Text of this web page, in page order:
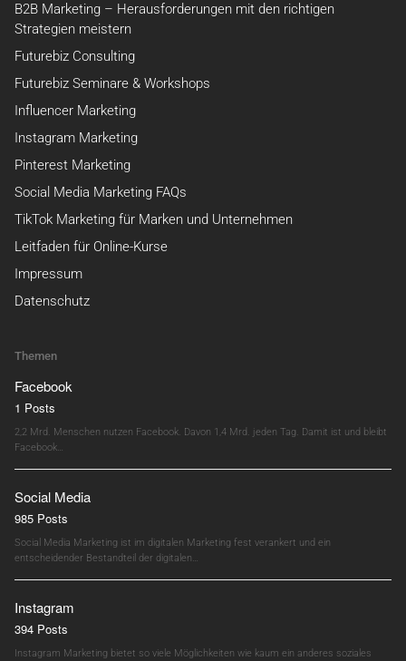
B2B Marketing – Herausforderungen mit den richtigen
Strategien meistern
Futurebiz Consulting
Futurebiz Seminare & Workshops
Influencer Marketing
Instagram Marketing
Pinterest Marketing
Social Media Marketing FAQs
TikTok Marketing für Marken und Unternehmen
Leitfaden für Online-Kurse
Impressum
Datenschutz
Themen
Facebook
1 Posts
2,2 Mrd. Menschen nutzen Facebook. Davon 1,4 Mrd. jeden Tag. Damit ist und bleibt
Facebook…
Social Media
985 Posts
Social Media Marketing ist im digitalen Marketing fest verankert und ein
entscheidender Bestandteil der digitalen…
Instagram
394 Posts
Instagram Marketing bietet so viele Möglichkeiten wie kaum ein anderes soziales